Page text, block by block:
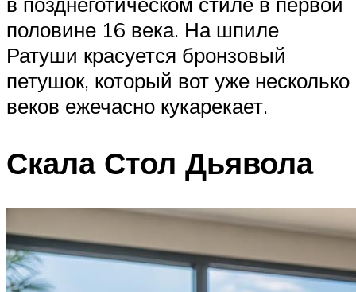
половине 16 века. На шпиле
Ратуши красуется бронзовый
петушок, который вот уже несколько
веков ежечасно кукарекает.
Скала Стол Дьявола